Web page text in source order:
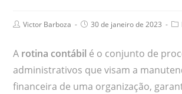
Victor Barboza 30 de janeiro de 2023
A rotina contábil é o conjunto de
administrativos que visam a
financeira de uma organização,